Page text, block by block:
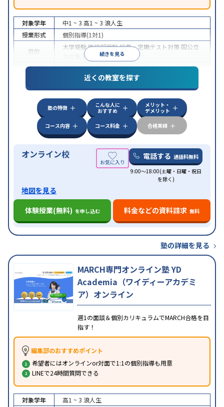
続きを見る
対象学年 中1 ~ 3 高1 ~ 3 浪人生
授業形式
個別指導(1対1)
目的
大学受験医学部受験授業・定期テスト対策 国公立
英検(英語検定)対策
中高一貫校生に対応授業の振替可能オンライン対
自習室あり
近くの教室を探す
塾の特徴
こんな人に
おすすめ
メリット・
デメリット
コース内容
コース料金 合格実績
オンライン校 電話する 通話料無料
9:00～18:00(土曜・日曜・祝日
を除く)
地図を見る
体験授業(無料) を申し込む 料金などの資料請求 無料
塾の詳細を見る
MARCH専門オンライン塾 YD
Academia（ワイディーアカデミ
ア）オンライン
週1の面談＆個別カリキュラムでMARCH合格を目
指す！
編集部のおすすめポイント
希望者にはオンラインor対面で1:1の個別指導も用意
LINEで24時間質問できる
対象学年 高1 ~ 3 浪人生